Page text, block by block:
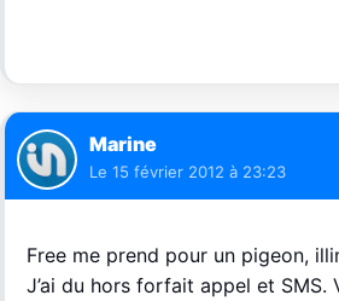
Marine
Le 15 février 2012 à 23:23
Free me prend pour un pigeon,
J’ai du hors forfait appel et SMS.